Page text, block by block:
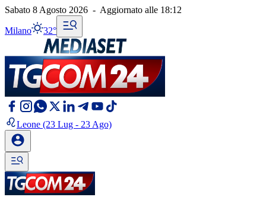
Sabato 8 Agosto 2026 - Aggiornato alle 18:12
Milano 32°
Leone (23 Lug - 23 Ago)